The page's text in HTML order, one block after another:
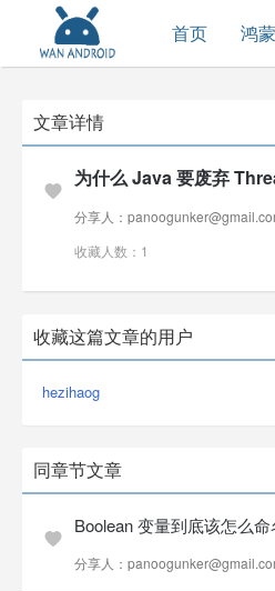
首页 鸿
文章详情
为什么 Java 要废弃
分享人：
收藏人数：1
收藏这篇文章的用户
hezihaog
同章节文章
Boolean 变量到底该怎么命
分享人：